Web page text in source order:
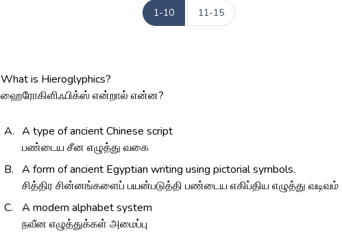
1-10 11-15
What is Hieroglyphics?
ஹைரோகிளிஃபிக்ஸ் என்றால் என்ன?
A. A type of ancient Chinese script
பண்டைய சீன எழுத்து வகை
B.
A form of ancient Egyptian writing using pictorial symbols.
சித்திர சின்னங்களைப் பயன்படுத்தி பண்டைய எகிப்திய எழுத்து வடிவம்
C.
A modern alphabet system
நவீன எழுத்துக்கள் அமைப்பு